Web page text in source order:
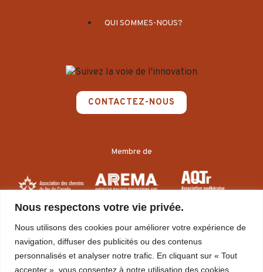
Nous respectons votre vie privée.
Nous utilisons des cookies pour améliorer votre expérience de
navigation, diffuser des publicités ou des contenus
personnalisés et analyser notre trafic. En cliquant sur « Tout
accepter », vous consentez à notre utilisation des cookies.
QUI SOMMES-NOUS?
CONTACTEZ-NOUS
Membre de